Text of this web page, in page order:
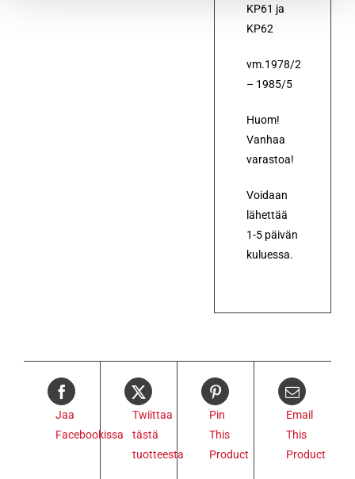
KP61 ja
KP62
vm.1978/2
– 1985/5
Huom!
Vanhaa
varastoa!
Voidaan
lähettää
1-5 päivän
kuluessa.
Jaa
Facebookissa
Twiittaa
tästä
tuotteesta
Pin
This
Product
Email
This
Product